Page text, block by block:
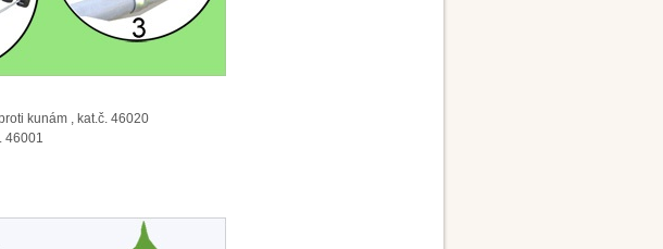
kunám , kat.č. 46020
46001